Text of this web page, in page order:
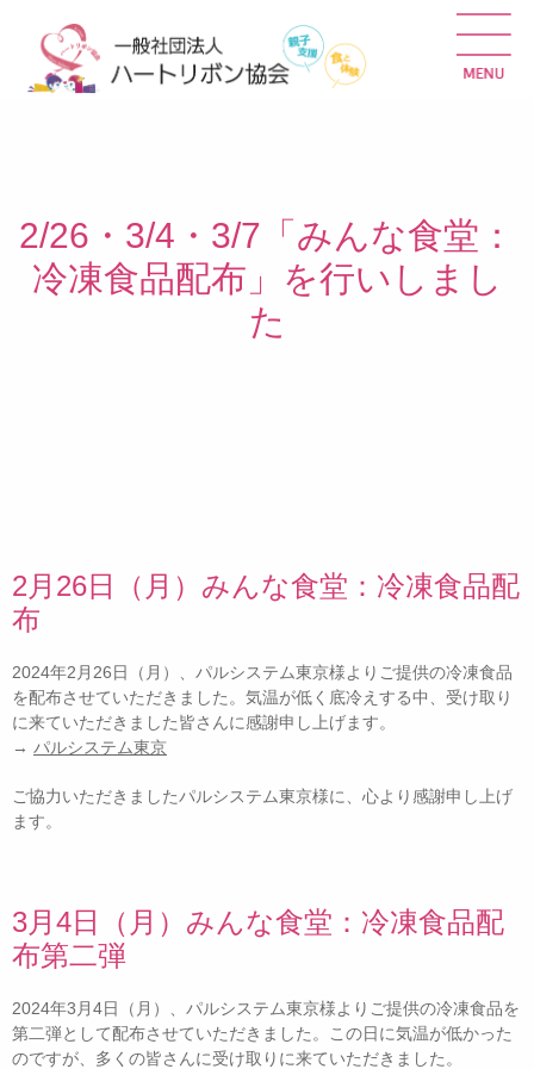
2/26・3/4・3/7「みんな食堂：
冷凍食品配布」を行いしまし
た
2月26日（月）みんな食堂：冷凍食品配
布
2024年2月26日（月）、パルシステム東京様よりご提供の冷凍食品
を配布させていただきました。気温が低く底冷えする中、受け取り
に来ていただきました皆さんに感謝申し上げます。
→ パルシステム東京
ご協力いただきましたパルシステム東京様に、心より感謝申し上げ
ます。
3月4日（月）みんな食堂：冷凍食品配
布第二弾
2024年3月4日（月）、パルシステム東京様よりご提供の冷凍食品を
第二弾として配布させていただきました。この日に気温が低かった
のですが、多くの皆さんに受け取りに来ていただきました。